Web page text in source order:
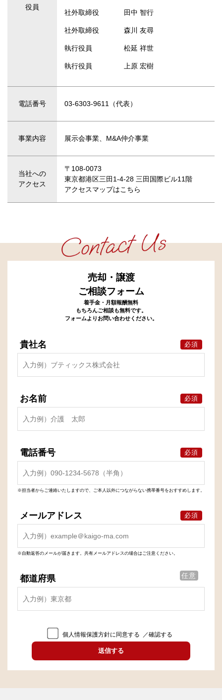
役員
社外取締役 田中 智行
社外取締役 森川 友尋
執行役員 松延 祥世
執行役員 上原 宏樹
電話番号 03-6303-9611（代表）
事業内容 展示会事業、M&A仲介事業
当社への
アクセス
〒108-0073
東京都港区三田1-4-28 三田国際ビル11階
アクセスマップはこちら
売却・譲渡
ご相談フォーム
着手金・月額報酬無料
もちろんご相談も無料です。
フォームよりお問い合わせください。
貴社名 必須
お名前 必須
電話番号 必須
※担当者からご連絡いたしますので、ご本人以外につながらない携帯番号をおすすめします。
メールアドレス 必須
※自動返答のメールが届きます。共有メールアドレスの場合はご注意ください。
都道府県 任意
個人情報保護方針に同意する ／確認する